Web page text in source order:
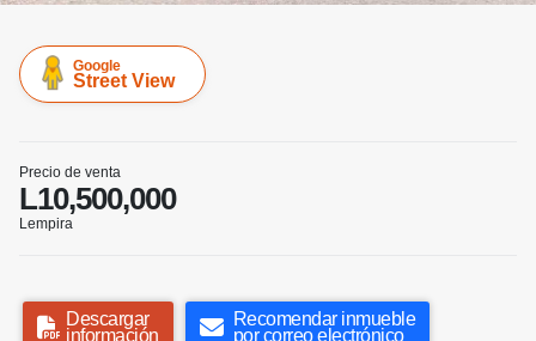
Google
Street View
Precio de venta
L10,500,000
Lempira
Descargar
información
Recomendar inmueble
por correo electrónico